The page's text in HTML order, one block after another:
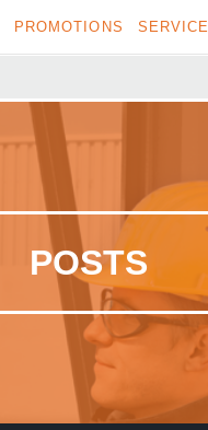
PROMOTIONS SERVICE
POSTS